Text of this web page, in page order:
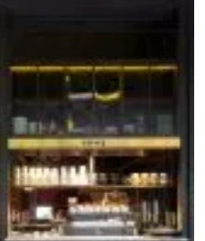
– แผ่นซ่อมมุ้งลวด 3M 5×50